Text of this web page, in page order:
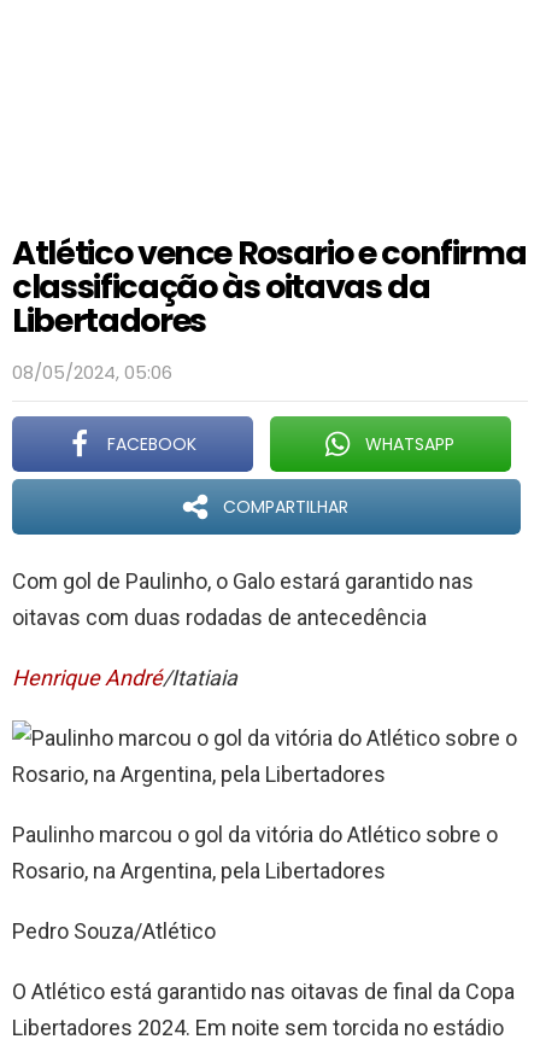
Atlético vence Rosario e confirma
classificação às oitavas da
Libertadores
08/05/2024, 05:06
FACEBOOK WHATSAPP
COMPARTILHAR
Com gol de Paulinho, o Galo estará garantido nas
oitavas com duas rodadas de antecedência
Henrique André/Itatiaia
Paulinho marcou o gol da vitória do Atlético sobre o
Rosario, na Argentina, pela Libertadores
Pedro Souza/Atlético
O Atlético está garantido nas oitavas de final da Copa
Libertadores 2024. Em noite sem torcida no estádio